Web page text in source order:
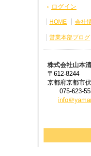
ログイン
HOME 会社
営業本部ブログ
株式会社山本
〒612-8244
京都府京都市
075-623-
info＠